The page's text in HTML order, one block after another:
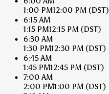
1:00 PM12:00 PM (DST)
6:15 AM
1:15 PM12:15 PM (DST)
6:30 AM
1:30 PM12:30 PM (DST)
6:45 AM
1:45 PM12:45 PM (DST)
7:00 AM
2:00 PM1:00 PM (DST)